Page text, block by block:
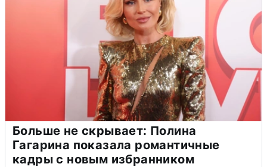
Больше не скрывает: Полина
Гагарина показала романтичные
кадры с новым избранником